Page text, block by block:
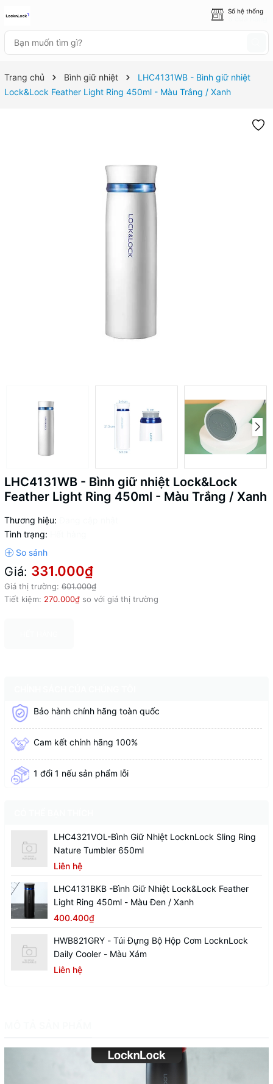
Số hệ thống
Trang chủ Bình giữ nhiệt
LHC4131WB - Bình giữ nhiệt
Lock&Lock Feather Light Ring 450ml - Màu Trắng / Xanh
LHC4131WB - Bình giữ nhiệt Lock&Lock
Feather Light Ring 450ml - Màu Trắng / Xanh
Thương hiệu:
Tình trạng:
Giá: 331.000₫
Giá thị trường: 601.000₫
Tiết kiệm: 270.000₫ so với giá thị trường
Bảo hành chính hãng toàn quốc
Cam kết chính hãng 100%
1 đổi 1 nếu sản phẩm lỗi
LHC4321VOL-Bình Giữ Nhiệt LocknLock Sling Ring
Nature Tumbler 650ml
Liên hệ
LHC4131BKB -Bình Giữ Nhiệt Lock&Lock Feather
Light Ring 450ml - Màu Đen / Xanh
400.400₫
HWB821GRY - Túi Đựng Bộ Hộp Cơm LocknLock
Daily Cooler - Màu Xám
Liên hệ